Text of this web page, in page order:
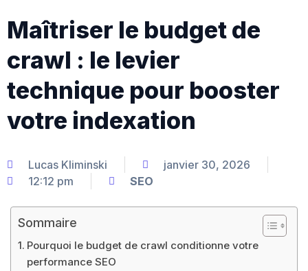
Maîtriser le budget de
crawl : le levier
technique pour booster
votre indexation
Lucas Kliminski
janvier 30, 2026
12:12 pm
SEO
Sommaire
Pourquoi le budget de crawl conditionne votre
performance SEO